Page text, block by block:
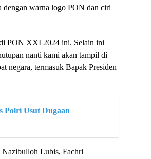
dengan warna logo PON dan ciri
di PON XXI 2024 ini. Selain ini
nanti kami akan tampil di
negara, termasuk Bapak Presiden
Polri Usut Dugaan
Nazibulloh Lubis, Fachri